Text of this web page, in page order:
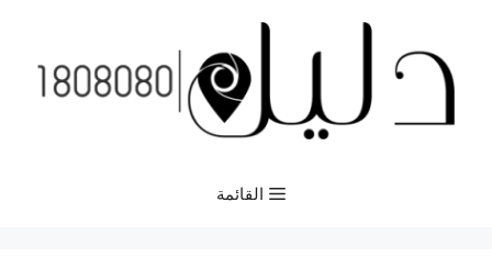
المحتوى
القائمة